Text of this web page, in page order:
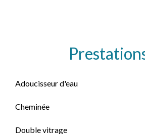
Adoucisseur d'eau
Cheminée
Double vitrage